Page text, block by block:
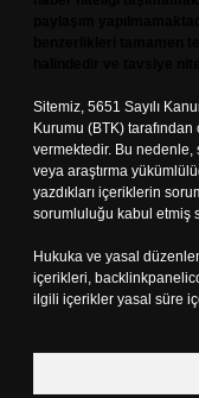
Sitemiz, 5651 Sayılı
Kurumu (BTK)
vermektedir. Bu
veya araştırma
yazdıkları içeriklerin
sorumluluğu kabul etmiş
Hukuka ve yasal
içerikleri,
ilgili içerikler yasal süre